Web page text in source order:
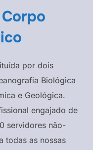
por dois
Biológica
e Geológica.
engajado de
servidores não-
todas as nossas